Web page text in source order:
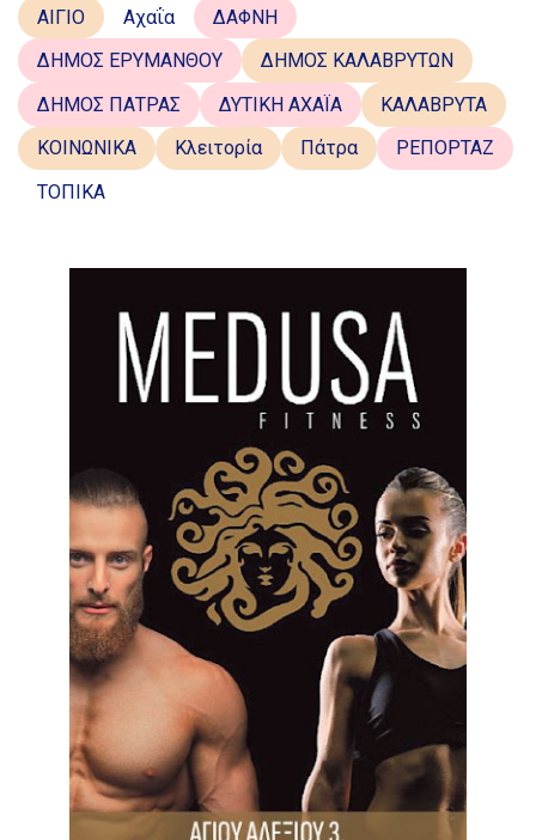
ΑΙΓΙΟ Αχαΐα
ΔΑΦΝΗ
ΔΗΜΟΣ ΕΡΥΜΑΝΘΟΥ
ΔΗΜΟΣ ΚΑΛΑΒΡΥΤΩΝ
ΔΗΜΟΣ ΠΑΤΡΑΣ
ΔΥΤΙΚΗ ΑΧΑΪΑ
ΚΑΛΑΒΡΥΤΑ
ΚΟΙΝΩΝΙΚΑ
Κλειτορία Πάτρα
ΡΕΠΟΡΤΑΖ
ΤΟΠΙΚΑ